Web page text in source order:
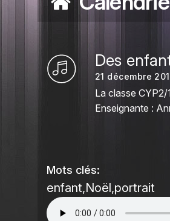
Des
21 décembre
La classe
Enseignante :
Mots clés:
enfant Noël portrait